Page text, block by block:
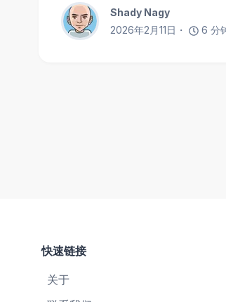
Shady Nagy
2026年2月11日
6 分
快速链接
关于